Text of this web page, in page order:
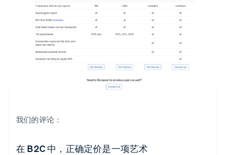
我们的评论：
在 B2C 中，正确定价是一项艺术